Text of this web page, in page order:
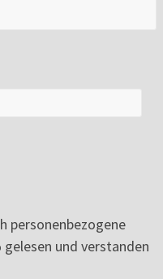
personenbezogene
und verstanden